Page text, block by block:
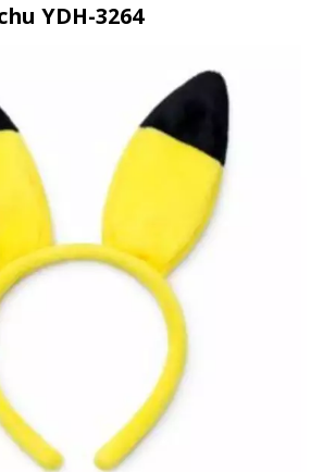
YDH-3264